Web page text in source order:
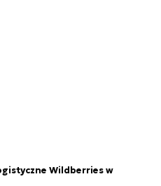
Wildberries w